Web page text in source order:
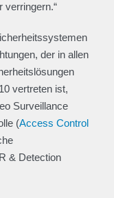
verringern.“
der in allen
vertreten ist,
Surveillance
(Access Control
& Detection